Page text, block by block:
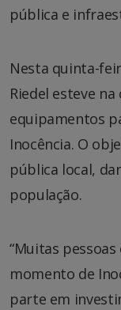
pública e
Nesta quinta-
Riedel esteve
equipamentos
Inocência. O
pública local,
população.
“Muitas
momento de
parte em